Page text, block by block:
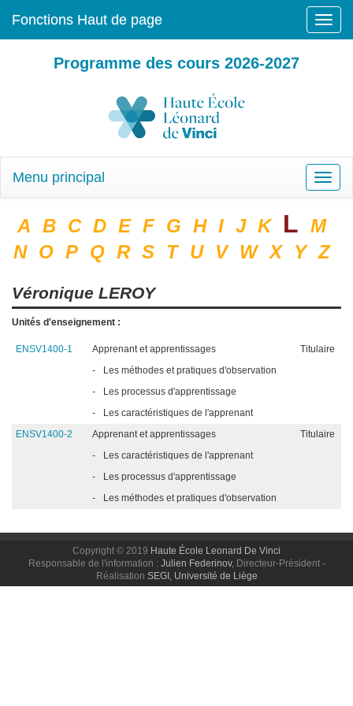
Toggle
Fonctions Haut de page
Programme des cours 2026-2027
Toggle
Menu principal
A B C D E F G H I J K L M
N O P Q R S T U V W X Y Z
Véronique LEROY
Unités d'enseignement :
ENSV1400-1 Apprenant et apprentissages
Titulaire
-
Les méthodes et pratiques d'observation
-
Les processus d'apprentissage
-
Les caractéristiques de l'apprenant
ENSV1400-2
Apprenant et apprentissages
Titulaire
-
Les caractéristiques de l'apprenant
-
Les processus d'apprentissage
-
Les méthodes et pratiques d'observation
Copyright © 2019 Haute École Leonard De Vinci
Responsable de l'information : Julien Federinov, Directeur-Président -
Réalisation SEGI, Université de Liège